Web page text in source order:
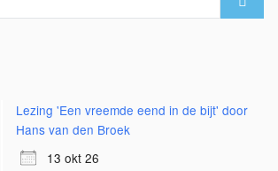
Lezing 'Een vreemde eend in de bijt' door
Hans van den Broek
13 okt 26